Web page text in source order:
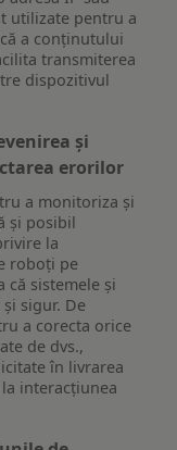
utilizate pentru a
a conținutului
transmiterea
dispozitivul
și
erorilor
a monitoriza și
și posibil
la
roboți pe
că sistemele și
sigur. De
a corecta orice
de dvs.,
în livrarea
interacțiunea